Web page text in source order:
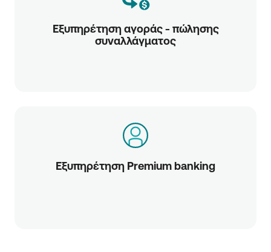
Εξυπηρέτηση αγοράς - πώλησης
συναλλάγματος
Εξυπηρέτηση Premium banking